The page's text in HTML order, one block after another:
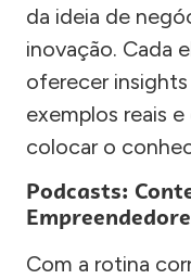
da ideia de
inovação. Cada
oferecer
exemplos reais
colocar o
Podcasts:
Com a rotina